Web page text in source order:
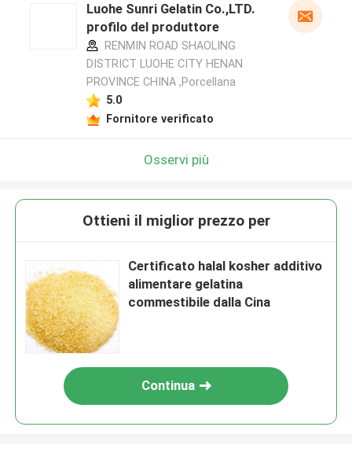
Luohe Sunri Gelatin Co.,LTD.
profilo del produttore
RENMIN ROAD SHAOLING
DISTRICT LUOHE CITY HENAN
PROVINCE CHINA ,Porcellana
5.0
Fornitore verificato
Osservi più
Ottieni il miglior prezzo per
Certificato halal kosher additivo
alimentare gelatina
commestibile dalla Cina
Continua